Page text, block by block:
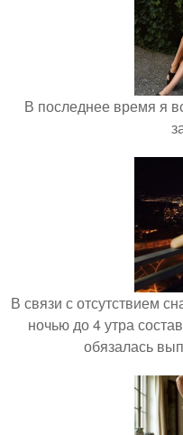
В последнее время я
В связи с отсутствием
ночью до 4 утра
обязалась